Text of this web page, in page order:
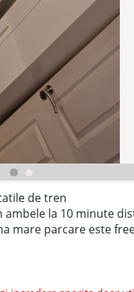
de tren
la 10 minute
mare parcare este